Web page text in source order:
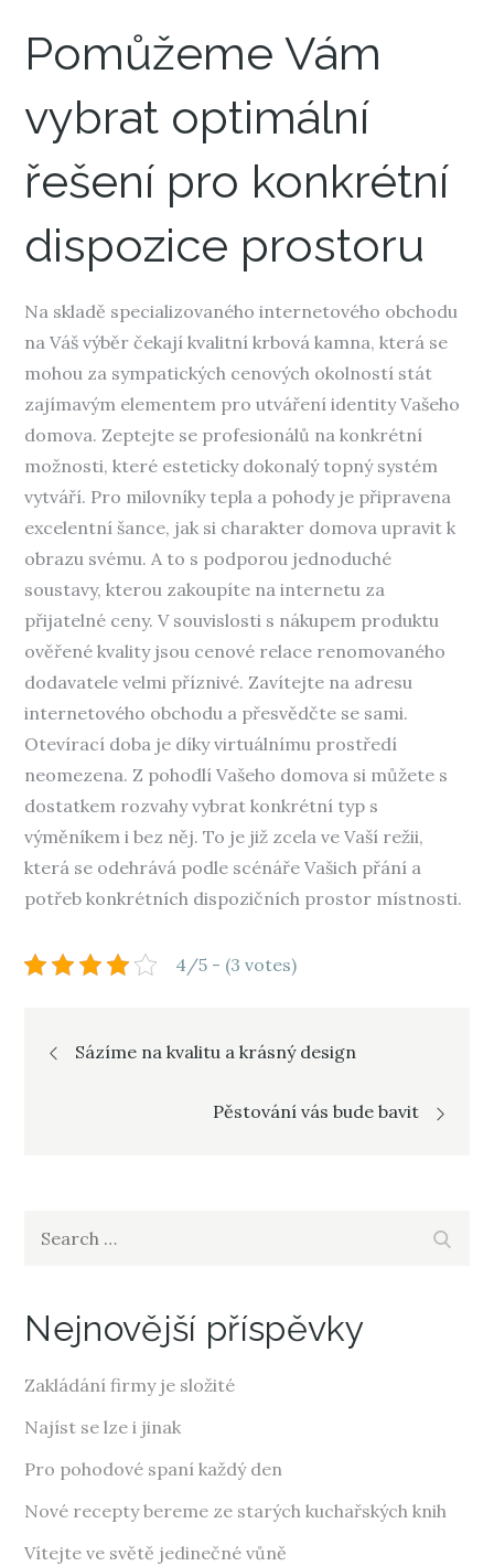
Pomůžeme Vám
vybrat optimální
řešení pro konkrétní
dispozice prostoru
Na skladě specializovaného internetového obchodu
na Váš výběr čekají kvalitní krbová kamna, která se
mohou za sympatických cenových okolností stát
zajímavým elementem pro utváření identity Vašeho
domova. Zeptejte se profesionálů na konkrétní
možnosti, které esteticky dokonalý topný systém
vytváří. Pro milovníky tepla a pohody je připravena
excelentní šance, jak si charakter domova upravit k
obrazu svému. A to s podporou jednoduché
soustavy, kterou zakoupíte na internetu za
přijatelné ceny. V souvislosti s nákupem produktu
ověřené kvality jsou cenové relace renomovaného
dodavatele velmi příznivé. Zavítejte na adresu
internetového obchodu a přesvědčte se sami.
Otevírací doba je díky virtuálnímu prostředí
neomezena. Z pohodlí Vašeho domova si můžete s
dostatkem rozvahy vybrat konkrétní typ s
výměníkem i bez něj. To je již zcela ve Vaší režii,
která se odehrává podle scénáře Vašich přání a
potřeb konkrétních dispozičních prostor místnosti.
4/5 - (3 votes)
Navigace
Sázíme na kvalitu a krásný design
Pěstování vás bude bavit
Nejnovější příspěvky
Zakládání firmy je složité
Najíst se lze i jinak
Pro pohodové spaní každý den
Nové recepty bereme ze starých kuchařských knih
Vítejte ve světě jedinečné vůně